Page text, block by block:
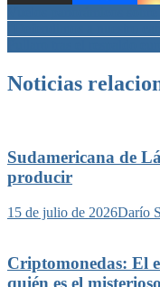
Navegación
de
Noticias
Sudamericana de
producir
15 de julio de 2026Darío
Criptomonedas: El
quién es el